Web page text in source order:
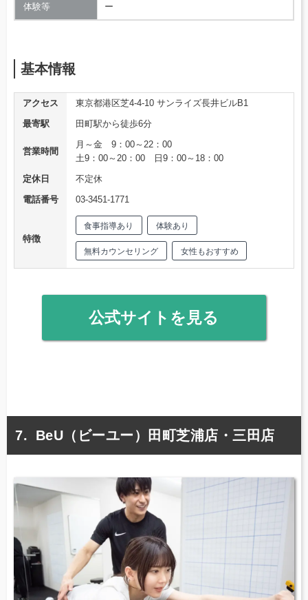
体験等 ー
基本情報
アクセス
東京都港区芝4-4-10 サンライズ長井ビルB1
最寄駅
田町駅から徒歩6分
営業時間
月～金 9：00～22：00
土9：00～20：00 日9：00～18：00
定休日
不定休
電話番号
03-3451-1771
特徴
食事指導あり 体験あり
無料カウンセリング 女性もおすすめ
公式サイトを見る
BeU（ビーユー）田町芝浦店・三田店